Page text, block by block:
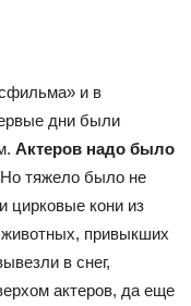
и в
дни были
Актеров надо было
Но тяжело было не
цирковые кони из
привыкших
в снег,
актеров, да еще